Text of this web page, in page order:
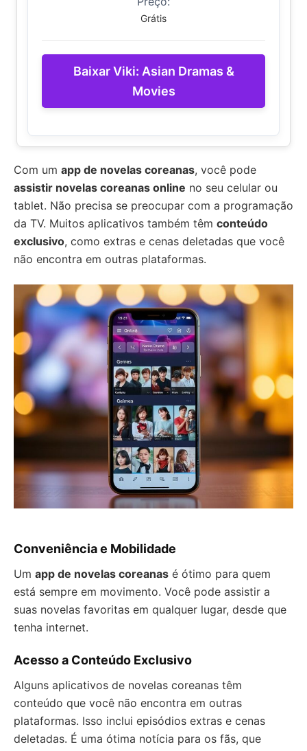
Grátis
Baixar Viki: Asian Dramas &
Movies
Com um app de novelas coreanas, você pode
assistir novelas coreanas online no seu celular ou
tablet. Não precisa se preocupar com a programação
da TV. Muitos aplicativos também têm conteúdo
exclusivo, como extras e cenas deletadas que você
não encontra em outras plataformas.
Conveniência e Mobilidade
Um app de novelas coreanas é ótimo para quem
está sempre em movimento. Você pode assistir a
suas novelas favoritas em qualquer lugar, desde que
tenha internet.
Acesso a Conteúdo Exclusivo
Alguns aplicativos de novelas coreanas têm
conteúdo que você não encontra em outras
plataformas. Isso inclui episódios extras e cenas
deletadas. É uma ótima notícia para os fãs, que